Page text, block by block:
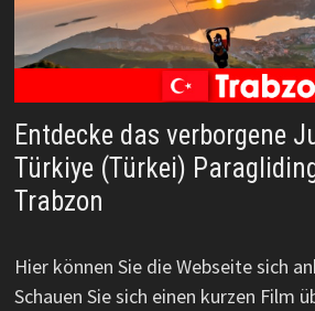
Entdecke das verborgene
Türkiye (Türkei)
Trabzon
Hier können Sie die Webseite sich
Schauen Sie sich einen kurzen Film